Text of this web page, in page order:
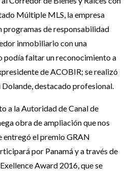
Múltiple MLS, la empresa
programas de responsabilidad
inmobiliario con una
podía faltar un reconocimiento a
de ACOBIR; se realizó
destacado profesional.
a la Autoridad de Canal de
obra de ampliación que nos
entregó el premio GRAN
por Panamá y a través de
Award 2016, que se